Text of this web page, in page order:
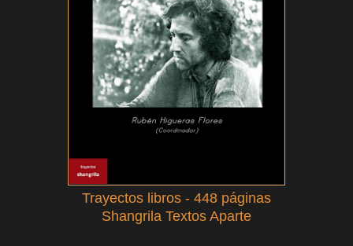
Trayectos libros - 448 páginas
Shangrila Textos Aparte